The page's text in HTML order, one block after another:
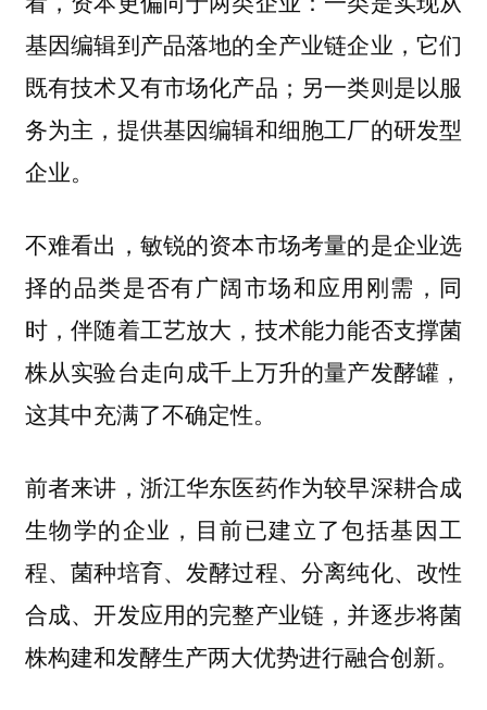
基因编辑到产品落地的全产业链企业，它们
既有技术又有市场化产品；另一类则是以服
务为主，提供基因编辑和细胞工厂的研发型
企业。
不难看出，敏锐的资本市场考量的是企业选
择的品类是否有广阔市场和应用刚需，同
时，伴随着工艺放大，技术能力能否支撑菌
株从实验台走向成千上万升的量产发酵罐，
这其中充满了不确定性。
前者来讲，浙江华东医药作为较早深耕合成
生物学的企业，目前已建立了包括基因工
程、菌种培育、发酵过程、分离纯化、改性
合成、开发应用的完整产业链，并逐步将菌
株构建和发酵生产两大优势进行融合创新。